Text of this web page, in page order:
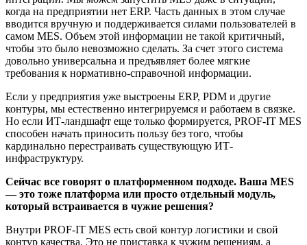
когда на предприятии нет ERP. Часть данных в этом случае
вводится вручную и поддерживается силами пользователей в
самом MES. Объем этой информации не такой критичный,
чтобы это было невозможно сделать. За счет этого система
довольно универсальна и предъявляет более мягкие
требования к нормативно-справочной информации.
Если у предприятия уже выстроены ERP, PDM и другие
контуры, мы естественно интегрируемся и работаем в связке.
Но если ИТ-ландшафт еще только формируется, PROF-IT MES
способен начать приносить пользу без того, чтобы
кардинально перестраивать существующую ИТ-
инфраструктуру.
Сейчас все говорят о платформенном подходе. Ваша MES
— это тоже платформа или просто отдельный модуль,
который встраивается в чужие решения?
Внутри PROF-IT MES есть свой контур логистики и свой
контур качества. Это не приставка к чужим решениям, а